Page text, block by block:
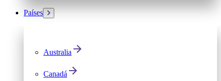
Países
Australia
Canadá